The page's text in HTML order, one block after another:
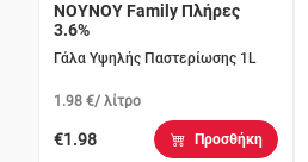
ΝΟΥΝΟΥ Family Πλήρες
3.6%
Γάλα Υψηλής Παστερίωσης 1L
1.98 €/ λίτρο
€1.98 Προσθήκη